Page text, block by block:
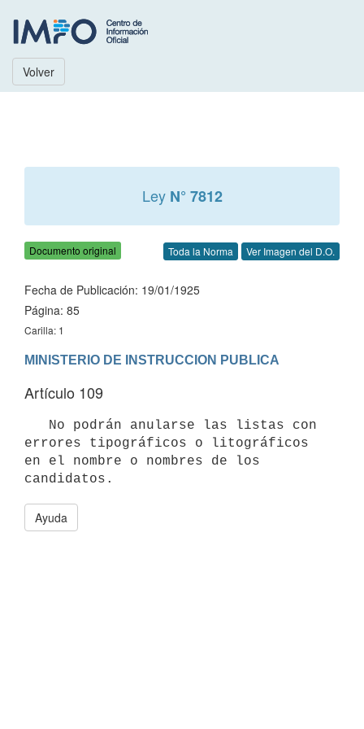
Volver
Ley N° 7812
Documento original Toda la Norma Ver Imagen del D.O.
Fecha de Publicación: 19/01/1925
Página: 85
Carilla: 1
MINISTERIO DE INSTRUCCION PUBLICA
Artículo 109
errores tipográficos o litográficos
en el nombre o nombres de los
candidatos.
Ayuda